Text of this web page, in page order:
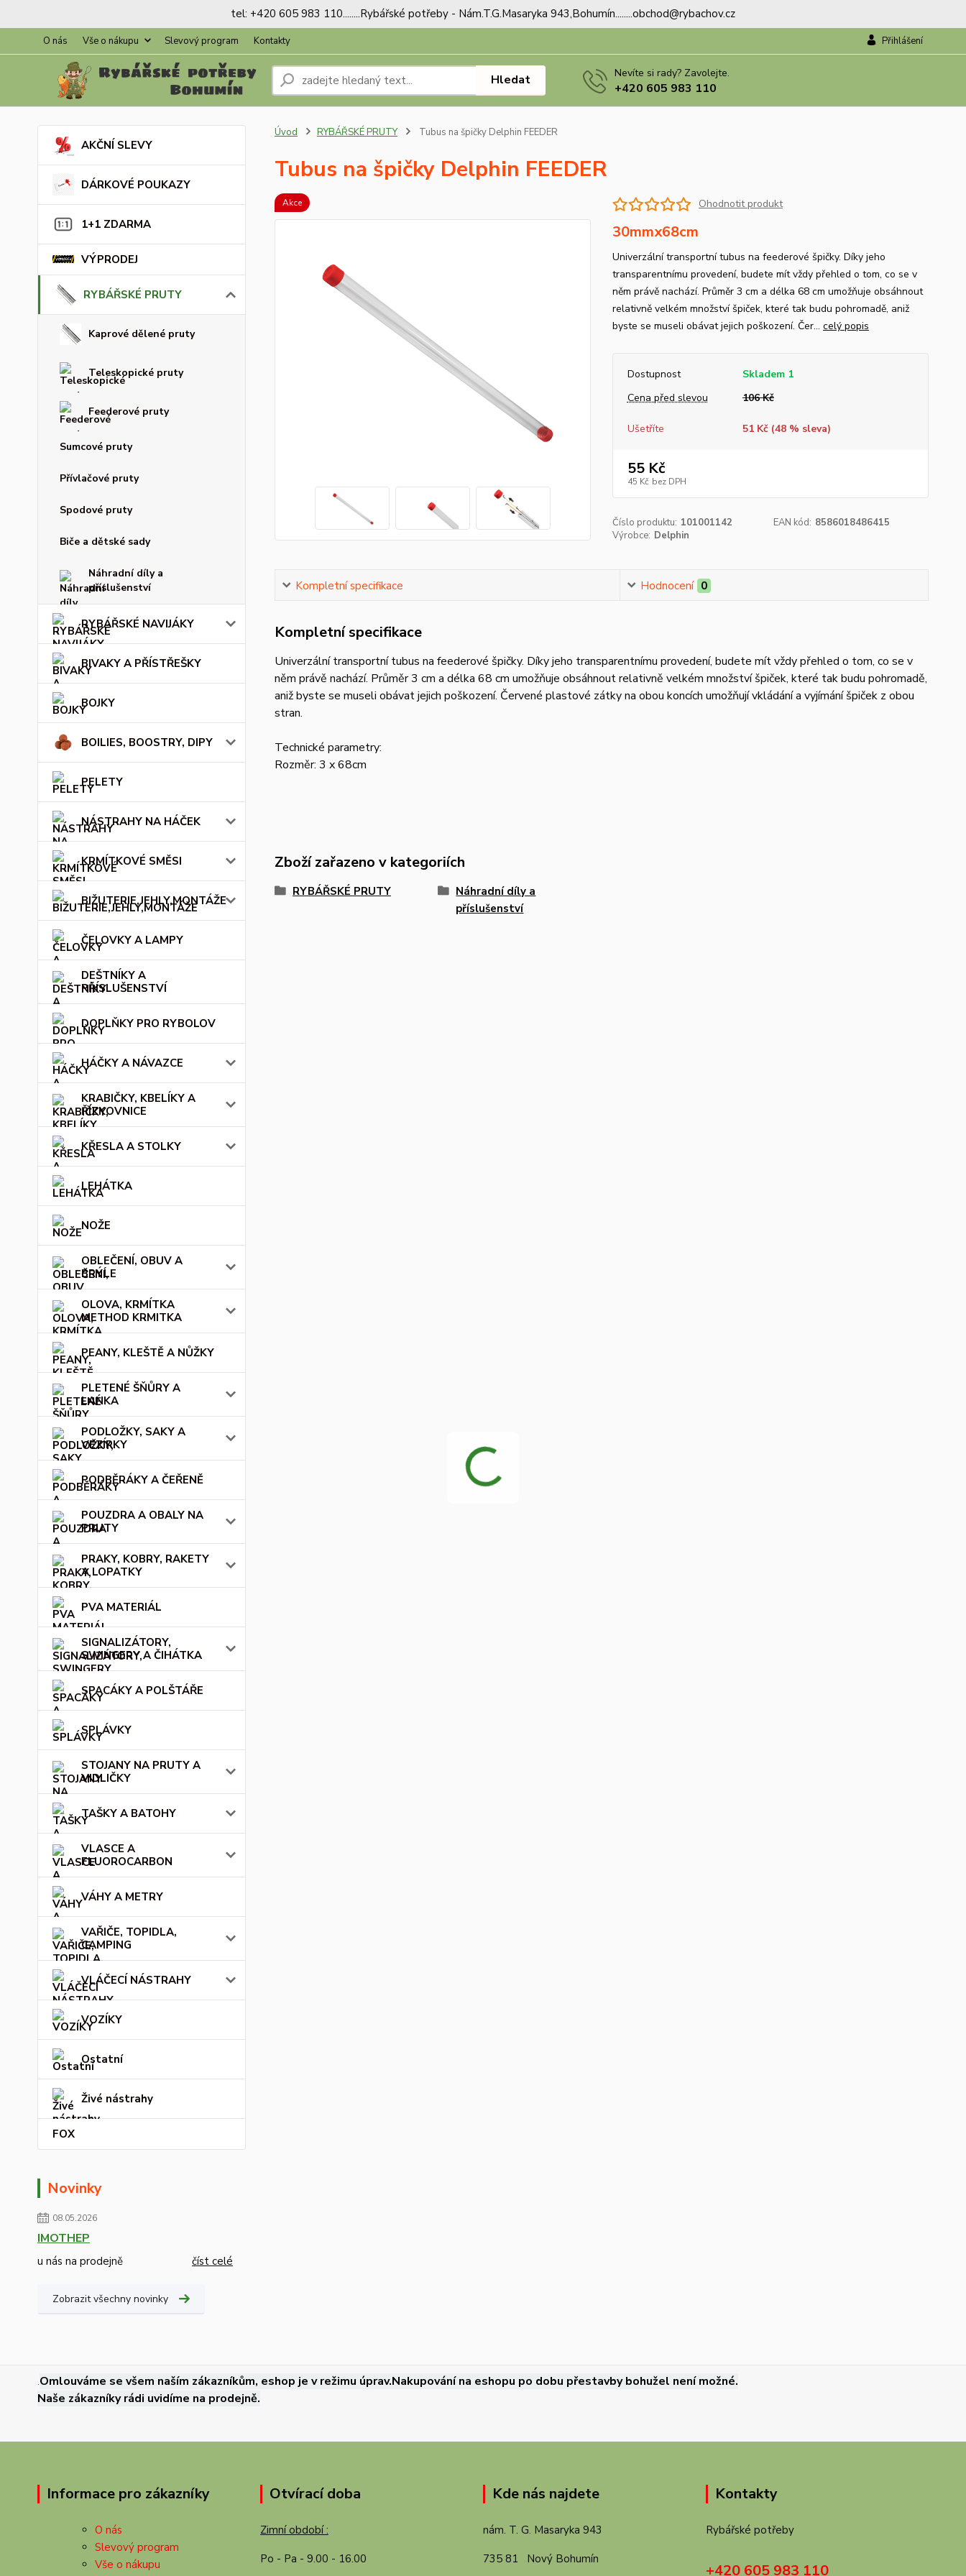
tel: +420 605 983 110........Rybářské potřeby - Nám.T.G.Masaryka 943,Bohumín........obchod@rybachov.cz
O nás Vše o nákupu Slevový program Kontakty Přihlášení
Hledat Nevíte si rady? Zavolejte.
+420 605 983 110
AKČNÍ SLEVY
DÁRKOVÉ POUKAZY
1+1 ZDARMA
VÝPRODEJ
RYBÁŘSKÉ PRUTY
Kaprové dělené pruty
Teleskopické pruty
Feederové pruty
Sumcové pruty
Přívlačové pruty
Spodové pruty
Biče a dětské sady
Náhradní díly a
příslušenství
RYBÁŘSKÉ NAVIJÁKY
BIVAKY A PŘÍSTŘEŠKY
BOJKY
BOILIES, BOOSTRY, DIPY
PELETY
NÁSTRAHY NA HÁČEK
KRMÍTKOVÉ SMĚSI
BIŽUTERIE,JEHLY,MONTÁŽE
ČELOVKY A LAMPY
DEŠTNÍKY A
PŘÍSLUŠENSTVÍ
DOPLŇKY PRO RYBOLOV
HÁČKY A NÁVAZCE
KRABIČKY, KBELÍKY A
ŘÍZKOVNICE
KŘESLA A STOLKY
LEHÁTKA
NOŽE
OBLEČENÍ, OBUV A
BRÝLE
OLOVA, KRMÍTKA
METHOD KRMITKA
PEANY, KLEŠTĚ A NŮŽKY
PLETENÉ ŠŇŮRY A
LANKA
PODLOŽKY, SAKY A
VEZÍRKY
PODBĚRÁKY A ČEŘENĚ
POUZDRA A OBALY NA
PRUTY
PRAKY, KOBRY, RAKETY
A LOPATKY
PVA MATERIÁL
SIGNALIZÁTORY,
SWINGERY A ČIHÁTKA
SPACÁKY A POLŠTÁŘE
SPLÁVKY
STOJANY NA PRUTY A
VIDLIČKY
TAŠKY A BATOHY
VLASCE A
FLUOROCARBON
VÁHY A METRY
VAŘIČE, TOPIDLA,
CAMPING
VLÁČECÍ NÁSTRAHY
VOZÍKY
Ostatní
Živé nástrahy
FOX
Novinky
08.05.2026
IMOTHEP
u nás na prodejně číst celé
Zobrazit všechny novinky
Úvod RYBÁŘSKÉ PRUTY Tubus na špičky Delphin FEEDER
Tubus na špičky Delphin FEEDER
Akce Ohodnotit produkt
30mmx68cm
Univerzální transportní tubus na feederové špičky. Díky jeho
transparentnímu provedení, budete mít vždy přehled o tom, co se v
něm právě nachází. Průměr 3 cm a délka 68 cm umožňuje obsáhnout
relativně velkém množství špiček, které tak budu pohromadě, aniž
byste se museli obávat jejich poškození. Čer... celý popis
Dostupnost
Skladem 1
Cena před slevou
106 Kč
Ušetříte 51 Kč (48% sleva)
55 Kč
45 Kč bez DPH
Číslo produktu: 101001142 EAN kód: 8586018486415
Výrobce: Delphin
Kompletní specifikace Hodnocení 0
Kompletní specifikace
Univerzální transportní tubus na feederové špičky. Díky jeho transparentnímu provedení, budete mít vždy přehled o tom, co se v
něm právě nachází. Průměr 3 cm a délka 68 cm umožňuje obsáhnout relativně velkém množství špiček, které tak budu pohromadě,
aniž byste se museli obávat jejich poškození. Červené plastové zátky na obou koncích umožňují vkládání a vyjímání špiček z obou
stran.
Technické parametry:
Rozměr: 3 x 68cm
Zboží zařazeno v kategoriích
RYBÁŘSKÉ PRUTY
Náhradní díly a
příslušenství
.Omlouváme se všem naším zákazníkům, eshop je v režimu úprav.Nakupování na eshopu po dobu přestavby bohužel není možné.
Naše zákazníky rádi uvidíme na prodejně.
Informace pro zákazníky
O nás
Slevový program
Vše o nákupu
Otvírací doba
Zimní období :
Po - Pa - 9.00 - 16.00
Kde nás najdete
nám. T. G. Masaryka 943
735 81 Nový Bohumín
Kontakty
Rybářské potřeby
+420 605 983 110